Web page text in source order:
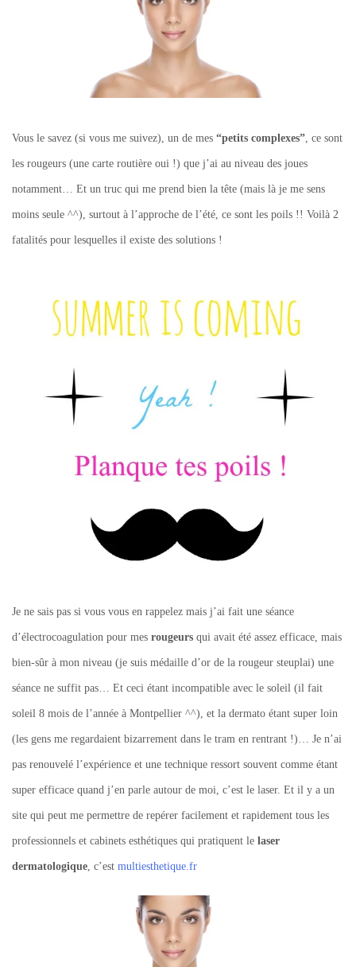
Vous le savez (si vous me suivez), un de mes “petits complexes” , ce sont
les rougeurs (une carte routière oui !) que j’ai au niveau des joues
notamment… Et un truc qui me prend bien la tête (mais là je me sens
moins seule ^^), surtout à l’approche de l’été, ce sont les poils !! Voilà 2
fatalités pour lesquelles il existe des solutions !
Je ne sais pas si vous vous en rappelez mais j’ai fait une séance
d’électrocoagulation pour mes rougeurs qui avait été assez efficace, mais
bien-sûr à mon niveau (je suis médaille d’or de la rougeur steuplai) une
séance ne suffit pas… Et ceci étant incompatible avec le soleil (il fait
soleil 8 mois de l’année à Montpellier ^^), et la dermato étant super loin
(les gens me regardaient bizarrement dans le tram en rentrant !)… Je n’ai
pas renouvelé l’expérience et une technique ressort souvent comme étant
super efficace quand j’en parle autour de moi, c’est le laser. Et il y a un
site qui peut me permettre de repérer facilement et rapidement tous les
professionnels et cabinets esthétiques qui pratiquent le laser
dermatologique , c’est multiesthetique.fr